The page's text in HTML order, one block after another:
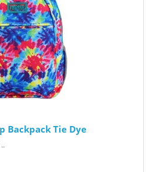
Backpack Tie Dye